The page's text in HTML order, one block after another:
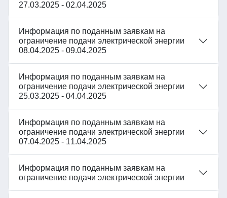
27.03.2025 - 02.04.2025
Информация по поданным заявкам на
ограничение подачи электрической энергии
08.04.2025 - 09.04.2025
Информация по поданным заявкам на
ограничение подачи электрической энергии
25.03.2025 - 04.04.2025
Информация по поданным заявкам на
ограничение подачи электрической энергии
07.04.2025 - 11.04.2025
Информация по поданным заявкам на
ограничение подачи электрической энергии